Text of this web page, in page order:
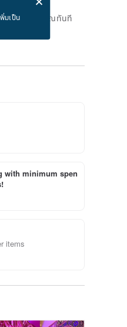
มเป็น
ะแจ้งเตือนคุณทันที
with minimum spen
items